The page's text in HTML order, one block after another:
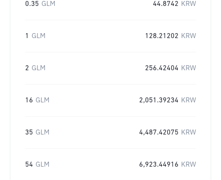
0.35 GLM 44.8742 KRW
1 GLM 128.21202 KRW
2 GLM 256.42404 KRW
16 GLM 2,051.39234 KRW
35 GLM 4,487.42075 KRW
54 GLM 6,923.44916 KRW